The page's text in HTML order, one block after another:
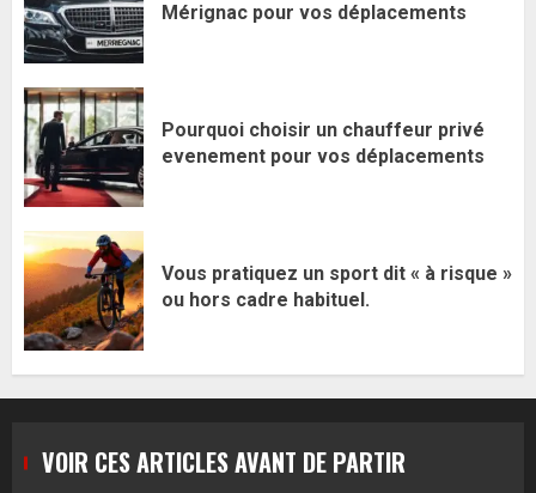
Mérignac pour vos déplacements
Pourquoi choisir un chauffeur privé
evenement pour vos déplacements
Vous pratiquez un sport dit « à risque »
ou hors cadre habituel.
VOIR CES ARTICLES AVANT DE PARTIR